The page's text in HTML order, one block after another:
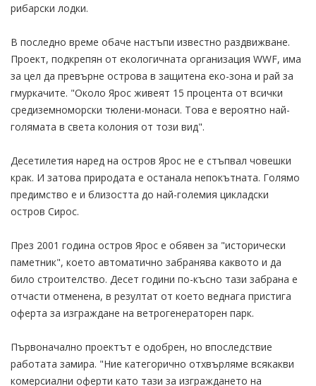
рибарски лодки.
В последно време обаче настъпи известно раздвижване.
Проект, подкрепян от екологичната организация WWF, има
за цел да превърне острова в защитена еко-зона и рай за
гмуркачите. "Около Ярос живеят 15 процента от всички
средиземноморски тюлени-монаси. Това е вероятно най-
голямата в света колония от този вид".
Десетилетия наред на остров Ярос не е стъпвал човешки
крак. И затова природата е останала непокътната. Голямо
предимство е и близостта до най-големия цикладски
остров Сирос.
През 2001 година остров Ярос е обявен за "исторически
паметник", което автоматично забранява каквото и да
било строителство. Десет години по-късно тази забрана е
отчасти отменена, в резултат от което веднага пристига
оферта за изграждане на ветрогенераторен парк.
Първоначално проектът е одобрен, но впоследствие
работата замира. "Ние категорично отхвърляме всякакви
комерсиални оферти като тази за изграждането на